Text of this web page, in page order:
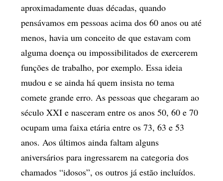
aproximadamente duas décadas, quando
pensávamos em pessoas acima dos 60 anos ou até
menos, havia um conceito de que estavam com
alguma doença ou impossibilitados de exercerem
funções de trabalho, por exemplo. Essa ideia
mudou e se ainda há quem insista no tema
comete grande erro. As pessoas que chegaram ao
século XXI e nasceram entre os anos 50, 60 e 70
ocupam uma faixa etária entre os 73, 63 e 53
anos. Aos últimos ainda faltam alguns
aniversários para ingressarem na categoria dos
chamados “idosos”, os outros já estão incluídos.